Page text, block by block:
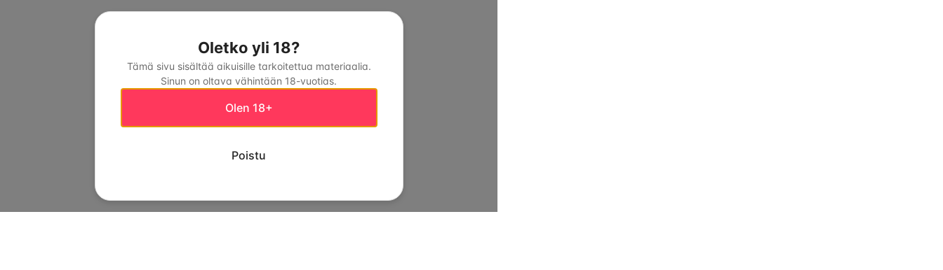
Oletko yli 18?
Tämä sivu sisältää aikuisille tarkoitettua materiaalia.
Sinun on oltava vähintään 18-vuotias.
Olen 18+
Poistu